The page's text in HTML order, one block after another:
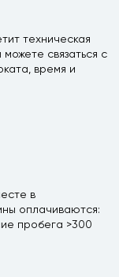
техническая
связаться с
время и
в
оплачиваются:
пробега >300